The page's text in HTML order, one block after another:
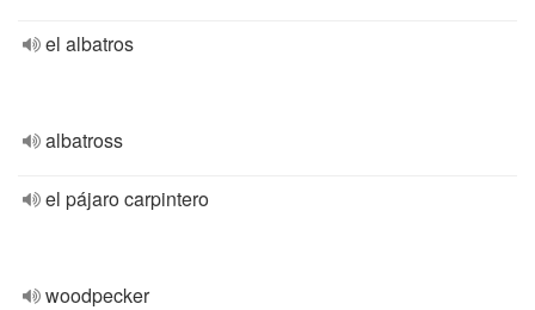
el albatros
albatross
el pájaro carpintero
woodpecker